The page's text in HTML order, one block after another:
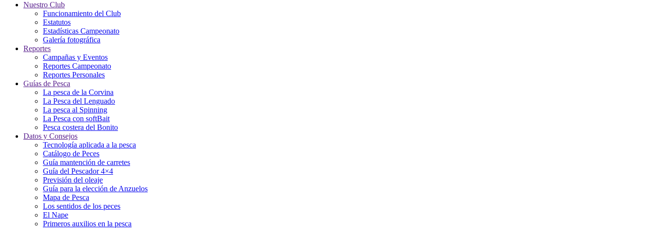
Nuestro Club
Funcionamiento del Club
Estatutos
Estadísticas Campeonato
Galería fotográfica
Reportes
Campañas y Eventos
Reportes Campeonato
Reportes Personales
Guías de Pesca
La pesca de la Corvina
La Pesca del Lenguado
La pesca al Spinning
La Pesca con softBait
Pesca costera del Bonito
Datos y Consejos
Tecnología aplicada a la pesca
Catálogo de Peces
Guía mantención de carretes
Guía del Pescador 4×4
Previsión del oleaje
Guía para la elección de Anzuelos
Mapa de Pesca
Los sentidos de los peces
El Nape
Primeros auxilios en la pesca